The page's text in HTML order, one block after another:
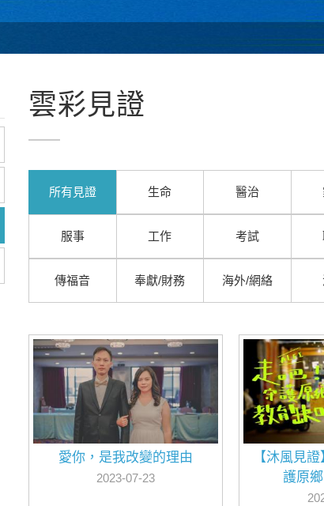
雲彩見證
所有見證 生命 醫治
服事 工作 考試
傳福音 奉獻/財務 海外/網絡
愛你，是我改變的理由
2023-07-23
【沐風見
護原